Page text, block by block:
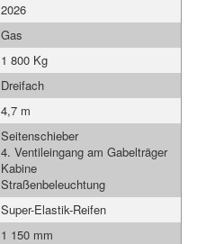
2026
Gas
1 800 Kg
Dreifach
4,7 m
Seitenschieber
4. Ventileingang am Gabelträger
Kabine
Straßenbeleuchtung
Super-Elastik-Reifen
1 150 mm